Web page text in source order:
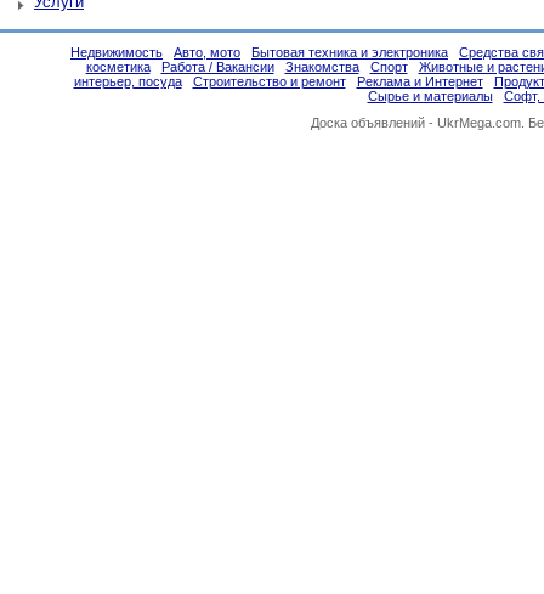
Недвижимость Авто, мото Бытовая техника и электроника
Средства
косметика
Работа / Вакансии Знакомства Спорт
Животные и
интерьер, посуда
Строительство и ремонт Реклама и Интернет
Сырье и материалы
Софт,
Доска объявлений - UkrMega.com.